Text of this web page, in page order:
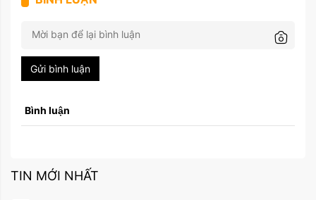
Gửi bình luận
Bình luận
TIN MỚI NHẤT